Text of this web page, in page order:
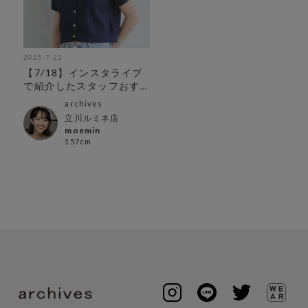
2025-7-22
【7/18】インスタライブ
で紹介したスタッフおす
すめ夏アイテム7選♡
archives
立川ルミネ店
moemin
157cm